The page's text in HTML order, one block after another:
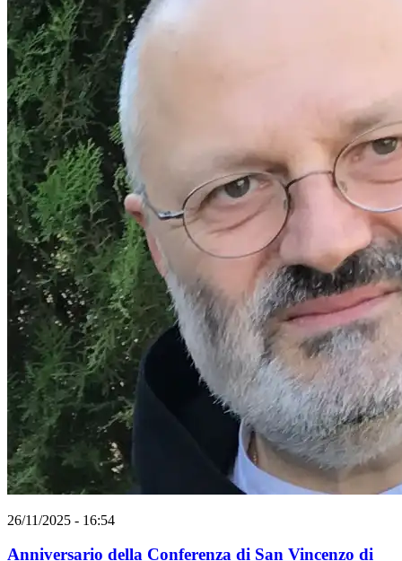
26/11/2025 - 16:54
Anniversario della Conferenza di San Vincenzo di